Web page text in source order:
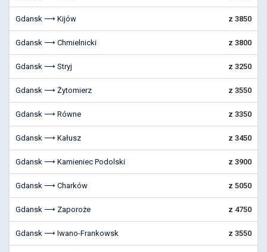
Gdansk ⟶ Kijów z 3850
Gdansk ⟶ Chmielnicki z 3800
Gdansk ⟶ Stryj z 3250
Gdansk ⟶ Żytomierz z 3550
Gdansk ⟶ Równe z 3350
Gdansk ⟶ Kałusz z 3450
Gdansk ⟶ Kamieniec Podolski z 3900
Gdansk ⟶ Charków z 5050
Gdansk ⟶ Zaporoże z 4750
Gdansk ⟶ Iwano-Frankowsk z 3550